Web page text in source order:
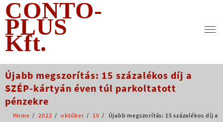
Skip
content
CONTO-
PLUS
Kft.
Újabb megszorítás: 15 százalékos díj a
SZÉP-kártyán éven túl parkoltatott
pénzekre
Home 2022 október 10
Újabb megszorítás: 15 százalékos díj a